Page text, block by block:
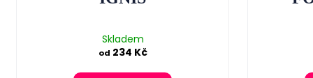
Skladem
od 234 Kč